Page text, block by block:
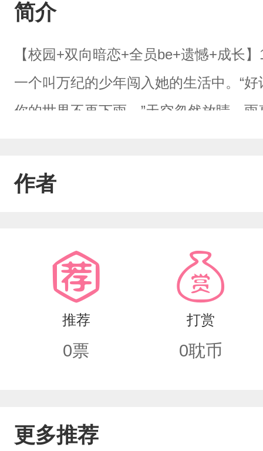
简介
【校园+双向暗恋+全员be+遗憾+成长
一个叫万纪的少年闯入她的生活中。“
你的世界不再下雨。”天空忽然放睛，
苦又痛。原来不是所有喜糖都是甜的
作者
推荐
0票
打赏
0耽币
更多推荐